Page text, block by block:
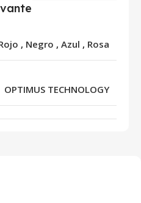
, Negro , Azul , Rosa
OPTIMUS TECHNOLOGY